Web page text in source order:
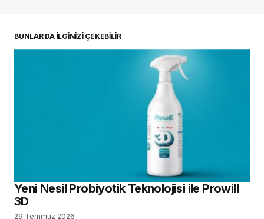
BUNLAR DA İLGİNİZİ ÇEKEBİLİR
Yeni Nesil Probiyotik Teknolojisi ile Prowill
3D
29 Temmuz 2026